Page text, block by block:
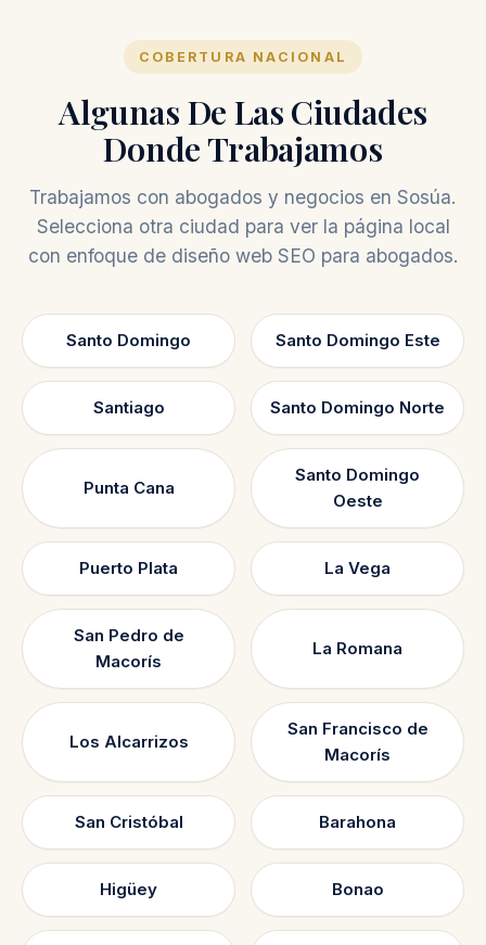
COBERTURA NACIONAL
Algunas De Las Ciudades
Donde Trabajamos
Trabajamos con abogados y negocios en Sosúa.
Selecciona otra ciudad para ver la página local
con enfoque de diseño web SEO para abogados.
Santo Domingo Santo Domingo Este
Santiago Santo Domingo Norte
Punta Cana
Santo Domingo
Oeste
Puerto Plata La Vega
San Pedro de
Macorís
La Romana
Los Alcarrizos
San Francisco de
Macorís
San Cristóbal Barahona
Higüey Bonao